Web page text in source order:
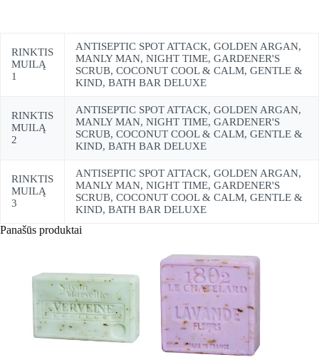
RINKTIS
MUILĄ
1
ANTISEPTIC SPOT ATTACK, GOLDEN ARGAN,
MANLY MAN, NIGHT TIME, GARDENER'S
SCRUB, COCONUT COOL & CALM, GENTLE &
KIND, BATH BAR DELUXE
RINKTIS
MUILĄ
2
ANTISEPTIC SPOT ATTACK, GOLDEN ARGAN,
MANLY MAN, NIGHT TIME, GARDENER'S
SCRUB, COCONUT COOL & CALM, GENTLE &
KIND, BATH BAR DELUXE
RINKTIS
MUILĄ
3
ANTISEPTIC SPOT ATTACK, GOLDEN ARGAN,
MANLY MAN, NIGHT TIME, GARDENER'S
SCRUB, COCONUT COOL & CALM, GENTLE &
KIND, BATH BAR DELUXE
Panašūs produktai